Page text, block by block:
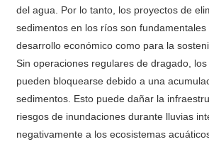
del agua. Por lo tanto, los proyectos de
sedimentos en los ríos son
desarrollo económico como para la
Sin operaciones regulares de dragado,
pueden bloquearse debido a una
sedimentos. Esto puede dañar la
riesgos de inundaciones durante lluvias
negativamente a los ecosistemas